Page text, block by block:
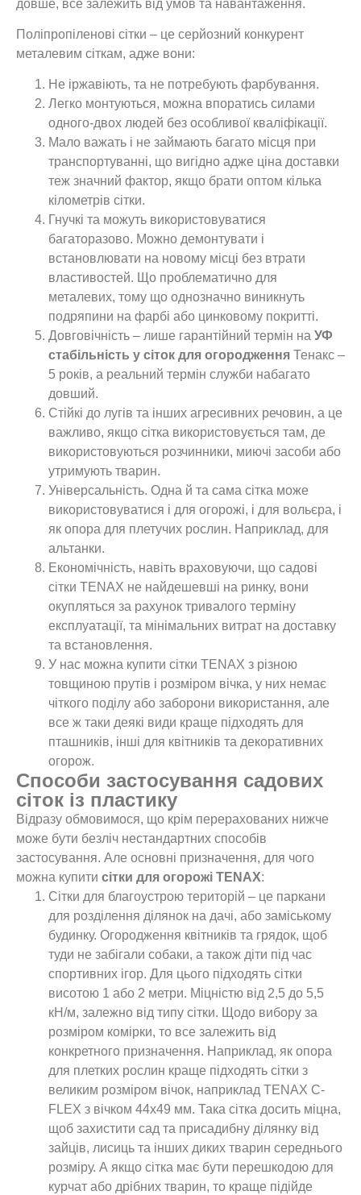
довше, все залежить від умов та навантаження.
Поліпропіленові сітки – це серйозний конкурент
металевим сіткам, адже вони:
Не іржавіють, та не потребують фарбування.
Легко монтуються, можна впоратись силами
одного-двох людей без особливої ​​кваліфікації.
Мало важать і не займають багато місця при
транспортуванні, що вигідно адже ціна доставки
теж значний фактор, якщо брати оптом кілька
кілометрів сітки.
Гнучкі та можуть використовуватися
багаторазово. Можно демонтувати і
встановлювати на новому місці без втрати
властивостей. Що проблематично для
металевих, тому що однозначно виникнуть
подряпини на фарбі або цинковому покритті.
Довговічність – лише гарантійний термін на УФ
стабільність у сіток для огородження Тенакс –
5 років, а реальний термін служби набагато
довший.
Стійкі до лугів та інших агресивних речовин, а це
важливо, якщо сітка використовується там, де
використовуються розчинники, миючі засоби або
утримують тварин.
Універсальність. Одна й та сама сітка може
використовуватися і для огорожі, і для вольєра, і
як опора для плетучих рослин. Наприклад, для
альтанки.
Економічність, навіть враховуючи, що садові
сітки TENAX не найдешевші на ринку, вони
окупляться за рахунок тривалого терміну
експлуатації, та мінімальних витрат на доставку
та встановлення.
У нас можна купити сітки TENAX з різною
товщиною прутів і розміром вічка, у них немає
чіткого поділу або заборони використання, але
все ж таки деякі види краще підходять для
пташників, інші для квітників та декоративних
огорож.
Способи застосування садових
сіток із пластику
Відразу обмовимося, що крім перерахованих нижче
може бути безліч нестандартних способів
застосування. Але основні призначення, для чого
можна купити сітки для огорожі TENAX:
Сітки для благоустрою територій – це паркани
для розділення ділянок на дачі, або заміському
будинку. Огородження квітників та грядок, щоб
туди не забігали собаки, а також діти під час
спортивних ігор. Для цього підходять сітки
висотою 1 або 2 метри. Міцністю від 2,5 до 5,5
кН/м, залежно від типу сітки. Щодо вибору за
розміром комірки, то все залежить від
конкретного призначення. Наприклад, як опора
для плетких рослин краще підходять сітки з
великим розміром вічок, наприклад TENAX C-
FLEX з вічком 44х49 мм. Така сітка досить міцна,
щоб захистити сад та присадибну ділянку від
зайців, лисиць та інших диких тварин середнього
розміру. А якщо сітка має бути перешкодою для
курчат або дрібних тварин, то краще підійде